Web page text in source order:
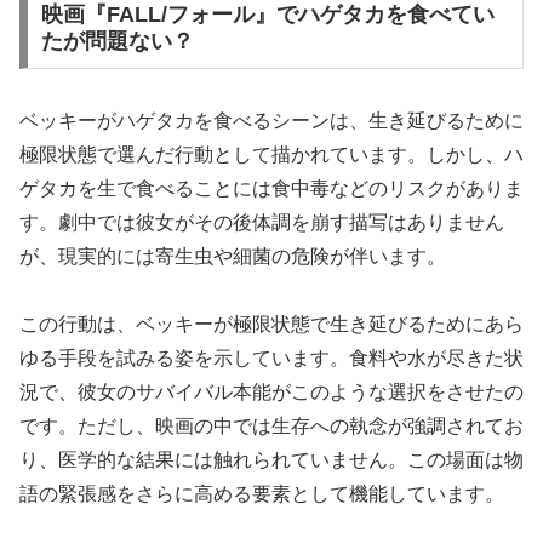
映画『FALL/フォール』でハゲタカを食べてい
たが問題ない？
ベッキーがハゲタカを食べるシーンは、生き延びるために
極限状態で選んだ行動として描かれています。しかし、ハ
ゲタカを生で食べることには食中毒などのリスクがありま
す。劇中では彼女がその後体調を崩す描写はありません
が、現実的には寄生虫や細菌の危険が伴います。
この行動は、ベッキーが極限状態で生き延びるためにあら
ゆる手段を試みる姿を示しています。食料や水が尽きた状
況で、彼女のサバイバル本能がこのような選択をさせたの
です。ただし、映画の中では生存への執念が強調されてお
り、医学的な結果には触れられていません。この場面は物
語の緊張感をさらに高める要素として機能しています。